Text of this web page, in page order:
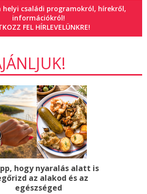
helyi családi programokról, hírekről,
információkról!
FEL HÍRLEVELÜNKRE!
hogy nyaralás alatt is
az alakod és az
egészséged